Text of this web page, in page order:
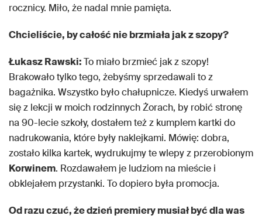
rocznicy. Miło, że nadal mnie pamięta.
Chcieliście, by całość nie brzmiała jak z szopy?
Łukasz Rawski:To miało brzmieć jak z szopy!
Brakowało tylko tego, żebyśmy sprzedawali to z
bagażnika. Wszystko było chałupnicze. Kiedyś urwałem
się z lekcji w moich rodzinnych Żorach, by robić stronę
na 90-lecie szkoły, dostałem też z kumplem kartki do
nadrukowania, które były naklejkami. Mówię: dobra,
zostało kilka kartek, wydrukujmy te wlepy z przerobionym
Korwinem. Rozdawałem je ludziom na mieście i
obklejałem przystanki. To dopiero była promocja.
Od razu czuć, że dzień premiery musiał być dla was